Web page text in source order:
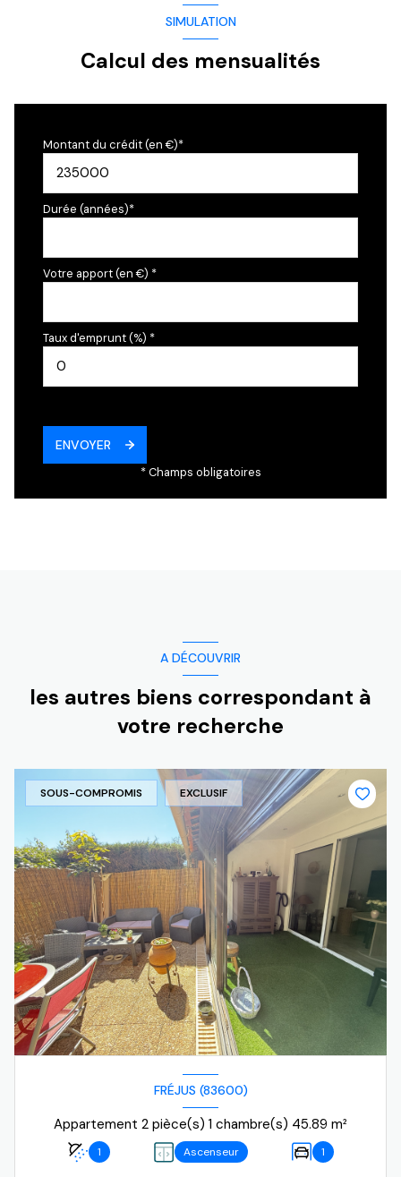
SIMULATION
Calcul des mensualités
Montant du crédit (en €)*
Durée (années)*
Votre apport (en €) *
Taux d'emprunt (%) *
ENVOYER
* Champs obligatoires
A DÉCOUVRIR
les autres biens correspondant à
votre recherche
SOUS-COMPROMIS EXCLUSIF
FRÉJUS (83600)
Appartement 2 pièce(s) 1 chambre(s) 45.89 m²
1 Ascenseur 1